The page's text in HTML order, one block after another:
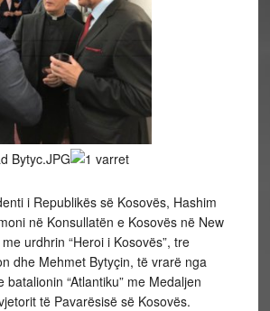
i Republikës së Kosovës, Hashim
në Konsullatën e Kosovës në New
urdhrin “Heroi i Kosovës”, tre
dhe Mehmet Bytyçin, të vrarë nga
“Atlantiku” me Medaljen
të Pavarësisë së Kosovës.